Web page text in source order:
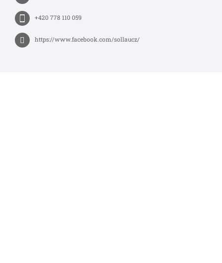
+420 778 110 059
https://www.facebook.com/sollaucz/